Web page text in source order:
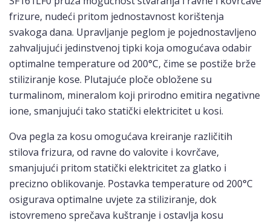
frizure, nudeći pritom jednostavnost korištenja
svakoga dana. Upravljanje peglom je pojednostavljeno
zahvaljujući jedinstvenoj tipki koja omogućava odabir
optimalne temperature od 200°C, čime se postiže brže
stiliziranje kose. Plutajuće ploče obložene su
turmalinom, mineralom koji prirodno emitira negativne
ione, smanjujući tako statički elektricitet u kosi.
Ova pegla za kosu omogućava kreiranje različitih
stilova frizura, od ravne do valovite i kovrčave,
smanjujući pritom statički elektricitet za glatko i
precizno oblikovanje. Postavka temperature od 200°C
osigurava optimalne uvjete za stiliziranje, dok
istovremeno sprečava kuštranje i ostavlja kosu